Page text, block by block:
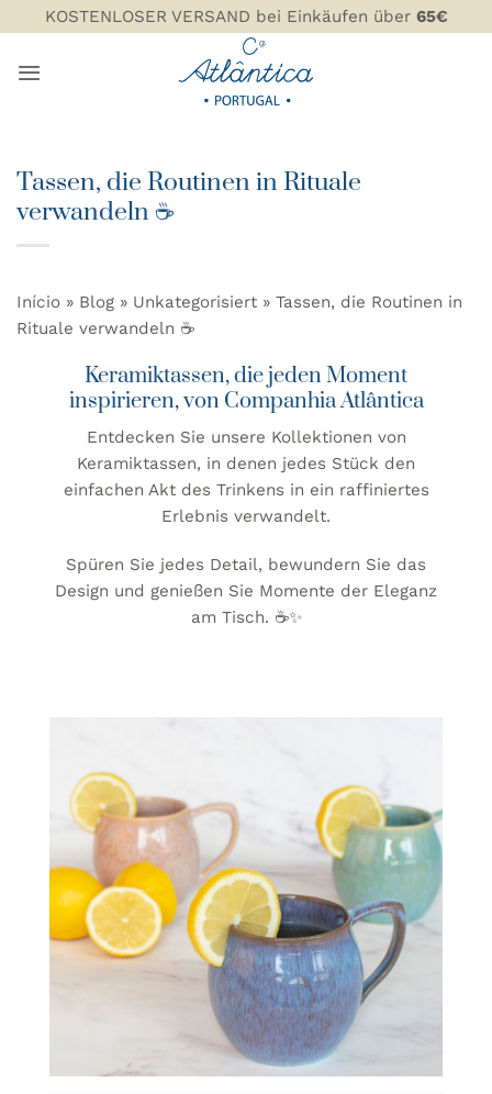
Inhalt
springen
KOSTENLOSER VERSAND bei Einkäufen über 65€
Tassen, die Routinen in Rituale
verwandeln ☕
Início » Blog » Unkategorisiert » Tassen, die Routinen in
Rituale verwandeln ☕
Keramiktassen, die jeden Moment
inspirieren, von Companhia Atlântica
Entdecken Sie unsere Kollektionen von
Keramiktassen, in denen jedes Stück den
einfachen Akt des Trinkens in ein raffiniertes
Erlebnis verwandelt.
Spüren Sie jedes Detail, bewundern Sie das
Design und genießen Sie Momente der Eleganz
am Tisch. ☕✨